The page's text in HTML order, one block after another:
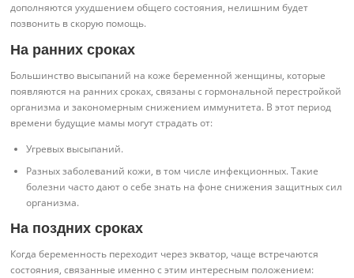
дополняются ухудшением общего состояния, нелишним будет
позвонить в скорую помощь.
На ранних сроках
Большинство высыпаний на коже беременной женщины, которые
появляются на ранних сроках, связаны с гормональной перестройкой
организма и закономерным снижением иммунитета. В этот период
времени будущие мамы могут страдать от:
Угревых высыпаний.
Разных заболеваний кожи, в том числе инфекционных. Такие
болезни часто дают о себе знать на фоне снижения защитных сил
организма.
На поздних сроках
Когда беременность переходит через экватор, чаще встречаются
состояния, связанные именно с этим интересным положением: